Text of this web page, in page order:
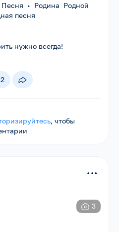
Песня • Родина Родной
песня
нужно всегда!
, чтобы
...
3